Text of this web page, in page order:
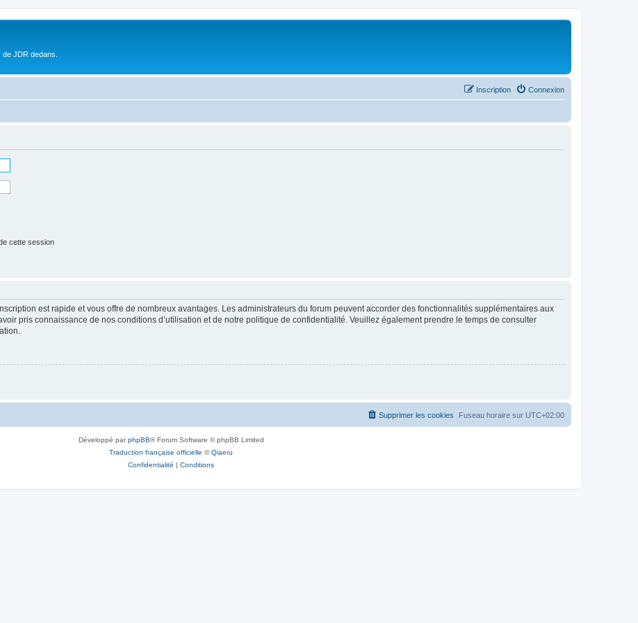
JDR dedans.
Connexion
Inscription
cette session
est rapide et vous offre de nombreux avantages. Les administrateurs du forum peuvent accorder des fonctionnalités supplémentaires aux
pris connaissance de nos conditions d’utilisation et de notre politique de confidentialité. Veuillez également prendre le temps de consulter
Fuseau horaire sur UTC+02:00
Supprimer les cookies
Développé parphpBB® Forum Software © phpBB Limited
Traduction française officielle ©Qiaeru
Confidentialité | Conditions